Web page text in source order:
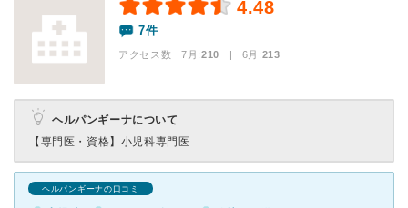
4.48
7件
アクセス数 7月:210 | 6月:213
ヘルパンギーナについて
【専門医・資格】 小児科専門医
ヘルパンギーナの口コミ